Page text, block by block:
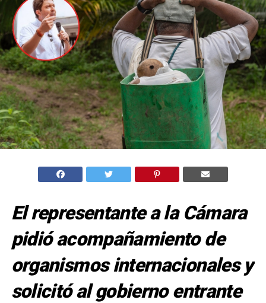
El representante a la Cámara
pidió acompañamiento de
organismos internacionales y
solicitó al gobierno entrante